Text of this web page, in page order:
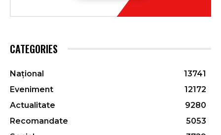
CATEGORIES
Național
13741
Eveniment
12172
Actualitate
9280
Recomandate
5053